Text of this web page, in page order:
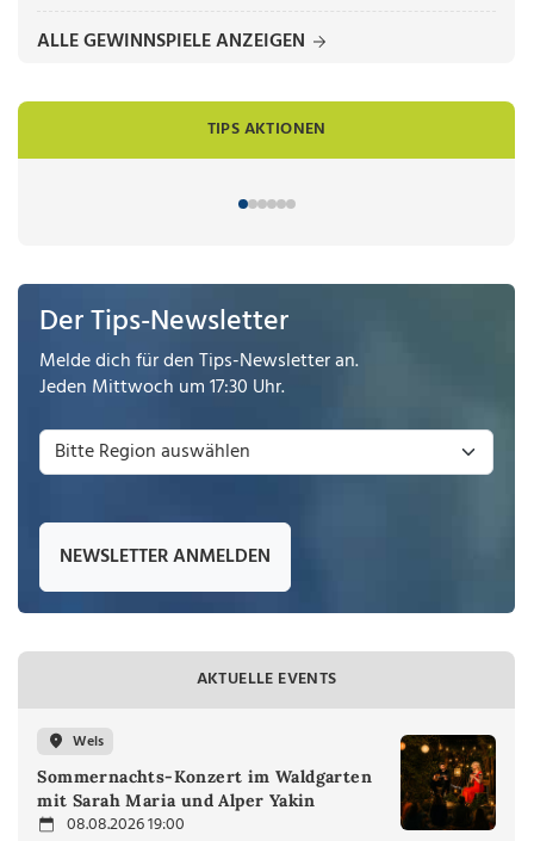
ALLE GEWINNSPIELE ANZEIGEN
TIPS AKTIONEN
Der Tips-Newsletter
Melde dich für den Tips-Newsletter an.
Jeden Mittwoch um 17:30 Uhr.
NEWSLETTER ANMELDEN
AKTUELLE EVENTS
Wels
Sommernachts-Konzert im Waldgarten
mit Sarah Maria und Alper Yakin
08.08.2026 19:00